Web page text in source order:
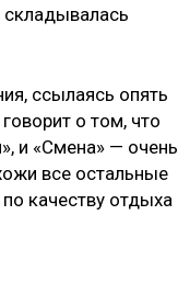
ссылаясь опять
о том, что
и «Смена» — очень
все остальные
качеству отдыха